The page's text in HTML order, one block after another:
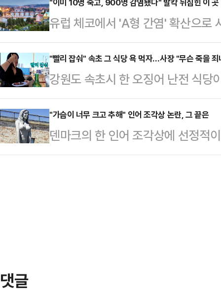
인용품, 콘돔, 카메라, 휴대전화 및
중국 온라인 플랫폼을 통해 방송을
면 출연자들에게 …
뜨리는 자, 그들이 배신자지 누가
그의 지지 세력 '윤어게인'을 직격
계엄의 잘못을 온 국민과 함께 지적
게 배신자인가"라며 "피고인 윤석
의 배신자"라고 일침했다.조 후보
민주주의를 지켜낸 …
유럽 체코에서 'A형 간염' 확산으로
염자가 발생했다.7일(현지시간) 영
따르면 지난달 21일 기준 A형 간염
다. 이 가운데 10명은 A형 간염으
450명의 거의 두 배에 해당하는 수
636명에 불과했던 것과 비교하면
맞댄 오스트리아·헝가리·슬로바키
센터…
"빨리 잡숴" 속초 그 식당 욕 먹자…사장 "무슨 죽을
강원도 속초시 한 오징어 난전 식당
받자 식당 측이 영상을 공개한 유튜
졌다.지난 7일 유튜브 채널 '김술포
오징어 난전 식당 사장의 자녀 B씨
머니 응대가 충분히 기분 나쁘셨을
"가슴이 너무 크고 추해" 인어 조각상 논란, 그 끝은
덴마크의 한 인어 조각상에 선정적
다.4일(현지시간) 영국 가디언에 따
댓글